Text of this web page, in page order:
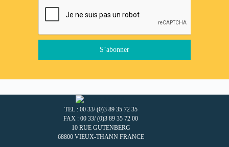
S’abonner
TEL : 00 33/ (0)3 89 35 72 35
FAX : 00 33/ (0)3 89 35 72 00
10 RUE GUTENBERG
68800 VIEUX-THANN FRANCE